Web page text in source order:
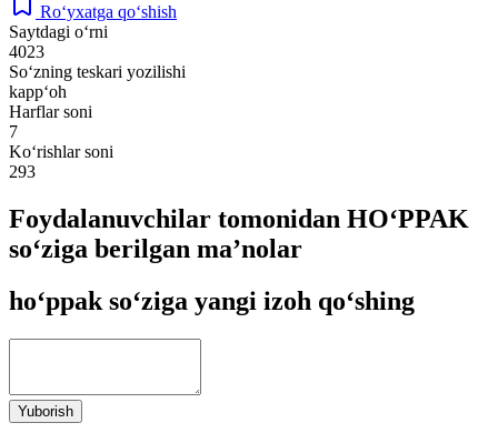
Ro‘yxatga qo‘shish
Saytdagi o‘rni
4023
So‘zning teskari yozilishi
kapp‘oh
Harflar soni
7
Ko‘rishlar soni
293
Foydalanuvchilar tomonidan HO‘PPAK
so‘ziga berilgan ma’nolar
ho‘ppak so‘ziga yangi izoh qo‘shing
Yuborish